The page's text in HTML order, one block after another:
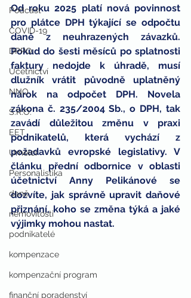
Podcast
COVID-19
DPPO
Účetnictví
NNO
S.R.O.
EET
Umělci
Personalistika
daně
nemovitosti
podnikatelé
kompenzace
kompenzační program
finanční poradenství
Od roku 2025 platí nová povinnost
pro plátce DPH týkající se odpočtu
daně z neuhrazených závazků.
Pokud do šesti měsíců po splatnosti
faktury nedojde k úhradě, musí
dlužník vrátit původně uplatněný
nárok na odpočet DPH. Novela
zákona č. 235/2004 Sb., o DPH, tak
zavádí důležitou změnu v praxi
podnikatelů, která vychází z
požadavků evropské legislativy. V
článku přední odbornice v oblasti
účetnictví Anny Pelikánové se
dozvíte, jak správně upravit daňové
přiznání, koho se změna týká a jaké
výjimky mohou nastat.